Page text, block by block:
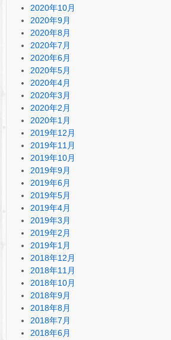
2020年10月
2020年9月
2020年8月
2020年7月
2020年6月
2020年5月
2020年4月
2020年3月
2020年2月
2020年1月
2019年12月
2019年11月
2019年10月
2019年9月
2019年6月
2019年5月
2019年4月
2019年3月
2019年2月
2019年1月
2018年12月
2018年11月
2018年10月
2018年9月
2018年8月
2018年7月
2018年6月